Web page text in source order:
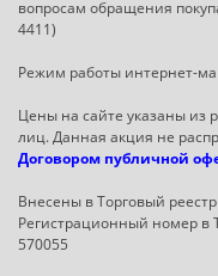
вопросам обращения
4411)
Режим работы интернет-
Цены на сайте указаны из
лиц. Данная акция не
Договором публичной
Внесены в Торговый
Регистрационный номер в
570055